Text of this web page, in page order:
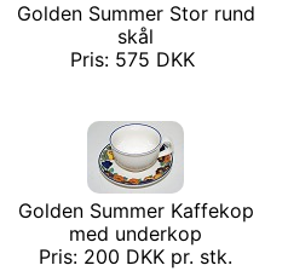
Golden Summer Stor rund
skål
Pris: 575 DKK
Golden Summer Kaffekop
med underkop
Pris: 200 DKK pr. stk.